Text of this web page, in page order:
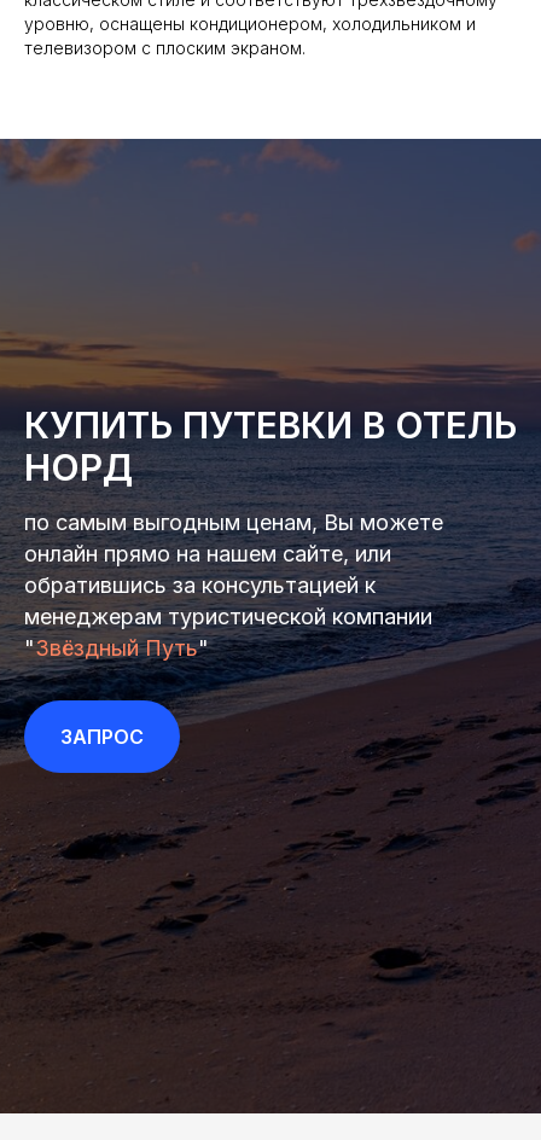
уровню, оснащены кондиционером, холодильником и
телевизором с плоским экраном.
КУПИТЬ ПУТЕВКИ В ОТЕЛЬ
НОРД
по самым выгодным ценам, Вы можете
онлайн прямо на нашем сайте, или
обратившись за консультацией к
менеджерам туристической компании
"Звёздный Путь"
ЗАПРОС